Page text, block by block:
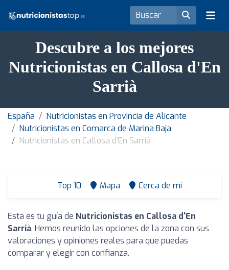
Descubre a los mejores
Nutricionistas en Callosa d'En
Sarrià
España
Nutricionistas en Provincia de Alicante
Nutricionistas en Comarca de Marina Baja
Nutricionistas en Callosa d'En Sarrià
Top 10 Mapa Cerca de mí
Esta es tu guía de Nutricionistas en Callosa d'En
Sarrià. Hemos reunido las opciones de la zona con sus
valoraciones y opiniones reales para que puedas
comparar y elegir con confianza.